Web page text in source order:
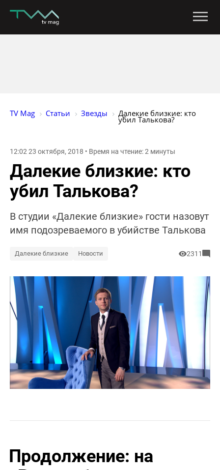
TV Mag Статьи Звезды Далекие близкие: кто
убил Талькова?
12:02 23 октября, 2018 • Время на чтение: 2 минуты
Далекие близкие: кто
убил Талькова?
В студии «Далекие близкие» гости назовут
имя подозреваемого в убийстве Талькова
Далекие близкие Новости 2311
Продолжение: на